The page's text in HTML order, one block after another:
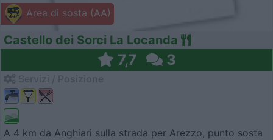
Area di sosta (AA)
Castello dei Sorci La Locanda
7,7 3
A 4 km da Anghiari sulla strada per Arezzo, punto sosta